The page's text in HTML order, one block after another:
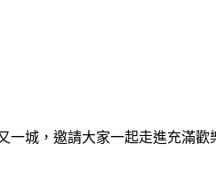
城，邀請大家一起走進充滿